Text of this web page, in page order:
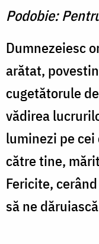
Podobie:
Dumnezeiesc
arătat,
cugetătorule
vădirea
luminezi pe
către tine,
Fericite,
să ne